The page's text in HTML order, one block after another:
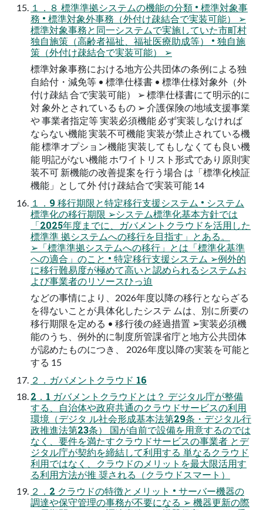
１．８ 標準準拠システムの機能の分類 • 標準対象事
務 • 標準対象外事務（外付け疎結合で実装可能） ➢
標準対象事務と同一システムで実施していた市町村
独自施策（高齢者福祉、福祉医療助成等） • 独自施
策（外付け疎結合で実装可能） ➢
標準対象事務における地方公共団体の条例による独
自給付・減免等 • 標準仕様書 • 標準仕様対象外（外
付け疎結 合で実装可能） ➢ 標準仕様書にて明示的に
対 象外とされているもの ➢ 介護保険の地域支援事業
や 事業者指定等 実装必須機能 必ず実装しなければ
ならない機能 実装不可機能 実装が禁止されている機
能 標準オプション機能 実装してもしなくても良い機
能 明記がない機能 ホワイトリスト形式であり原則実
装不可 新機能の改善提案を行う場合 は「標準化検証
機能」として外 付け疎結合で実装可能 14
１．9 移行期限と特定移行支援システム • システム
標準化の移行期限 ➢システム標準化基本方針では
「2025年度までに、ガバメントクラウドを活用した
標準準 拠システムへの移行を目指す」とある。
➢「標準準拠システムへの移行」とは「標準化基準
への適合」のこと • 特定移行支援システム ➢例外的
に移行難易度が極めて高いと認められるシステムお
よび事業者のリソースひっ迫
などの事情により、2026年度以降の移行とならざる
を得ないことが具体化したシステ ムは、別に所要の
移行期限を定める • 移行後の経過措置 ➢実装必須機
能のうち、例外的に制度所管課省庁と地方公共団体
が認めたものにつき、 2026年度以降の実装を可能と
する 15
２．ガバメントクラウド 16
2．1 ガバメントクラウドとは？ デジタル庁が整備
する、自治体や政府共通のクラウドサービスの利用
環境（デジタ ル社会形成基本法第29条・デジタル行
政推進法第23条） 国が自前で設備を用意するのでは
なく、要件を満たすクラウドサービスの事業者 とデ
ジタル庁が契約を締結して利用する 単なるクラウド
利用ではなく、クラウドのメリットを最大限活用す
る利用方法が推 奨される（クラウドスマート）
２．2 クラウドの特徴とメリット • サーバー機器の
調達や保守管理の事務が不要になる ➢ 機器更新の際